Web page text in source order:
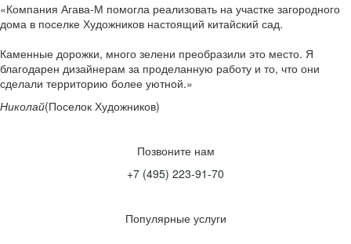
Компания Агава-М помогла реализовать на участке загородного
дома в поселке Художников настоящий китайский сад.
Каменные дорожки, много зелени преобразили это место. Я
благодарен дизайнерам за проделанную работу и то, что они
сделали территорию более уютной.
Николай(Поселок Художников)
Позвоните нам
+7 (495) 223-91-70
Популярные услуги